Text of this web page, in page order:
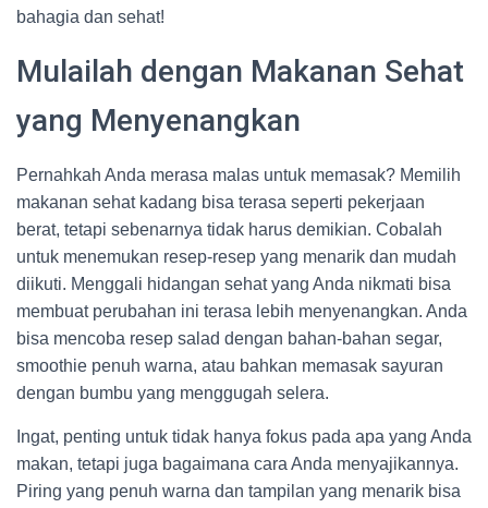
bahagia dan sehat!
Mulailah dengan Makanan Sehat
yang Menyenangkan
Pernahkah Anda merasa malas untuk memasak? Memilih
makanan sehat kadang bisa terasa seperti pekerjaan
berat, tetapi sebenarnya tidak harus demikian. Cobalah
untuk menemukan resep-resep yang menarik dan mudah
diikuti. Menggali hidangan sehat yang Anda nikmati bisa
membuat perubahan ini terasa lebih menyenangkan. Anda
bisa mencoba resep salad dengan bahan-bahan segar,
smoothie penuh warna, atau bahkan memasak sayuran
dengan bumbu yang menggugah selera.
Ingat, penting untuk tidak hanya fokus pada apa yang Anda
makan, tetapi juga bagaimana cara Anda menyajikannya.
Piring yang penuh warna dan tampilan yang menarik bisa